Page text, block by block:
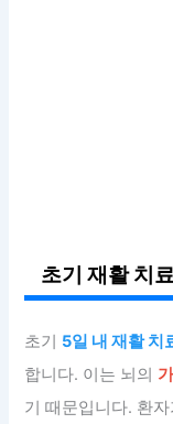
초기 재활 치
초기 5일 내 재활 치
합니다. 이는 뇌의
기 때문입니다. 환